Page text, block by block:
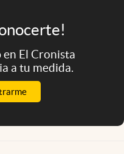
en El Cronista
a tu medida.